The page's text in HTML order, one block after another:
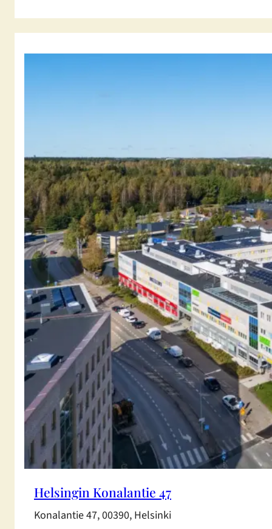
Helsingin Konalantie 47
Konalantie 47, 00390, Helsinki